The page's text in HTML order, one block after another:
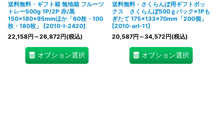
送料無料・ギフト箱 無地箱 フルーツ
トレー500g 1P/2P 赤/黒
150×180×95mmほか「60枚・100
枚・180枚」
[2010-l-2420]
22,158円 ～26,872円(税込)
オプション選択
送料無料・さくらんぼ用ギフトボッ
クス さくらんぼ500ｇパック×1Pも
ぎたて 175×133×70mm「200個」
[2010-arl-11]
20,587円 ～34,572円(税込)
オプション選択